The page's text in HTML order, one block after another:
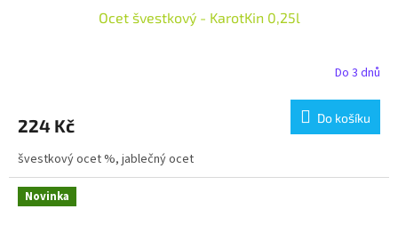
Ocet švestkový - KarotKin 0,25l
Do 3 dnů
224 Kč Do košíku
švestkový ocet %, jablečný ocet
Novinka